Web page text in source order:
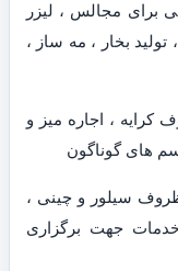
برای مجالس ، لیزر
بخار ، مه ساز ،
، اجاره میز و
های گوناگون
سیلور و چینی ،
جهت برگزاری